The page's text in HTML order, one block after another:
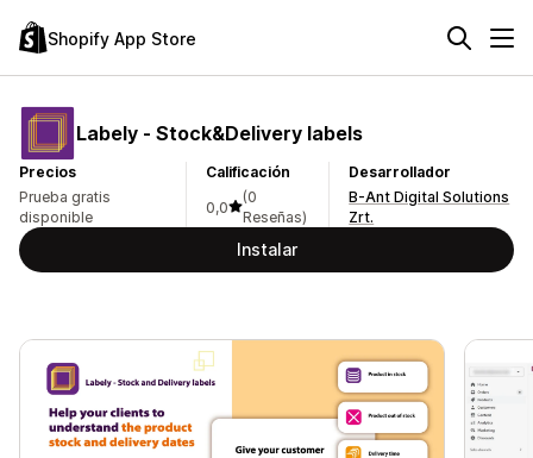
Shopify App Store
Labely ‑ Stock&Delivery labels
Precios
Prueba gratis
disponible
Calificación
0,0
(0
Reseñas)
Desarrollador
B-Ant Digital Solutions
Zrt.
Instalar